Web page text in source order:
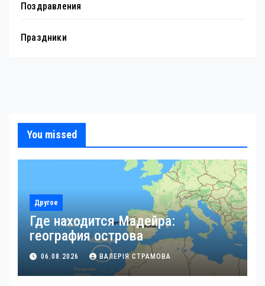
Поздравления
Праздники
You missed
Другое
Где находится Мадейра:
география острова
06.08.2026 ВАЛЕРІЯ СТРАМОВА